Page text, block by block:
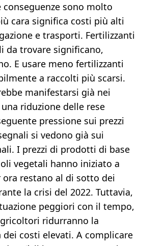
sono molto
cara significa costi più alti
e trasporti. Fertilizzanti
da trovare significano,
E usare meno fertilizzanti
a raccolti più scarsi.
manifestarsi già nei
riduzione delle rese
pressione sui prezzi
si vedono già sui
I prezzi di prodotti di base
vegetali hanno iniziato a
ora restano al di sotto dei
la crisi del 2022. Tuttavia,
peggiori con il tempo,
ridurranno la
dei costi elevati. A complicare